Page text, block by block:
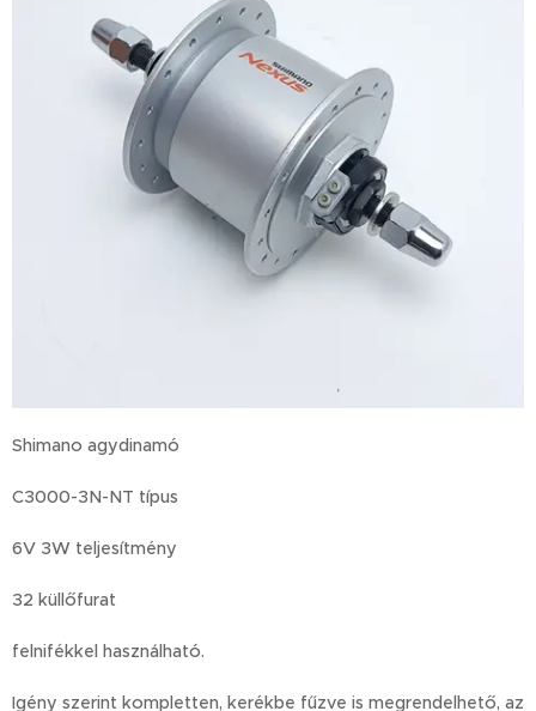
Shimano agydinamó
C3000-3N-NT típus
6V 3W teljesítmény
32 küllőfurat
felnifékkel használható.
Igény szerint kompletten, kerékbe fűzve is megrendelhető, az